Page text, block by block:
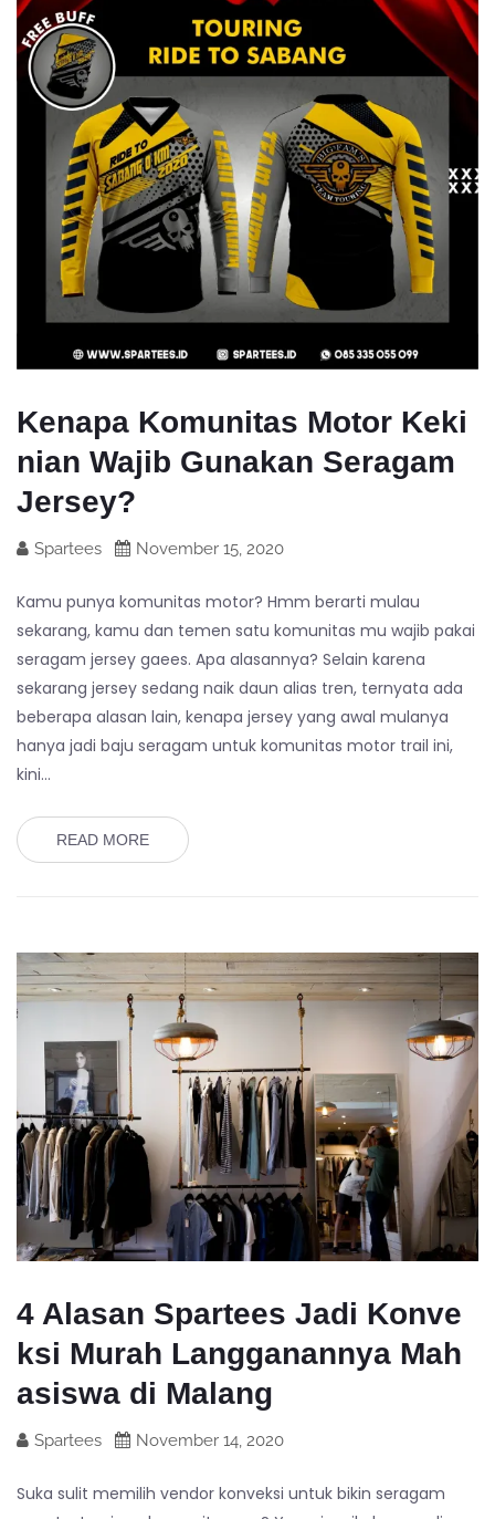
Kenapa Komunitas Motor Keki
nian Wajib Gunakan Seragam
Jersey?
Spartees November 15, 2020
Kamu punya komunitas motor? Hmm berarti mulau
sekarang, kamu dan temen satu komunitas mu wajib pakai
seragam jersey gaees. Apa alasannya? Selain karena
sekarang jersey sedang naik daun alias tren, ternyata ada
beberapa alasan lain, kenapa jersey yang awal mulanya
hanya jadi baju seragam untuk komunitas motor trail ini,
kini…
READ MORE
4 Alasan Spartees Jadi Konve
ksi Murah Langganannya Mah
asiswa di Malang
Spartees November 14, 2020
Suka sulit memilih vendor konveksi untuk bikin seragam